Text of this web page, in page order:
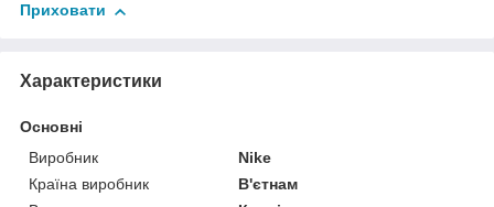
Приховати
Характеристики
Основні
Виробник
Nike
Країна виробник
В'єтнам